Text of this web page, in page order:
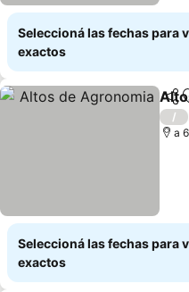
Seleccioná las fechas para
exactos
/
a
Seleccioná las fechas para
exactos